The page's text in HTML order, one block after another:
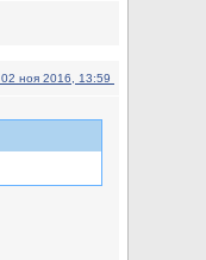
02 ноя 2016, 13:59